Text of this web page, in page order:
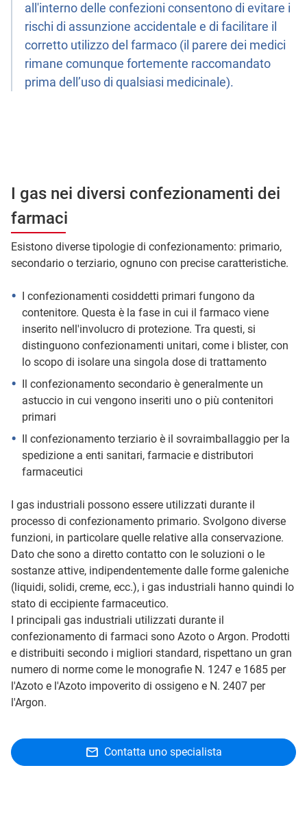
all'interno delle confezioni consentono di evitare i
rischi di assunzione accidentale e di facilitare il
corretto utilizzo del farmaco (il parere dei medici
rimane comunque fortemente raccomandato
prima dell’uso di qualsiasi medicinale).
I gas nei diversi confezionamenti dei
farmaci
Esistono diverse tipologie di confezionamento: primario,
secondario o terziario, ognuno con precise caratteristiche.
I confezionamenti cosiddetti primari fungono da
contenitore. Questa è la fase in cui il farmaco viene
inserito nell'involucro di protezione. Tra questi, si
distinguono confezionamenti unitari, come i blister, con
lo scopo di isolare una singola dose di trattamento
Il confezionamento secondario è generalmente un
astuccio in cui vengono inseriti uno o più contenitori
primari
Il confezionamento terziario è il sovraimballaggio per la
spedizione a enti sanitari, farmacie e distributori
farmaceutici
I gas industriali possono essere utilizzati durante il
processo di confezionamento primario. Svolgono diverse
funzioni, in particolare quelle relative alla conservazione.
Dato che sono a diretto contatto con le soluzioni o le
sostanze attive, indipendentemente dalle forme galeniche
(liquidi, solidi, creme, ecc.), i gas industriali hanno quindi lo
stato di eccipiente farmaceutico.
I principali gas industriali utilizzati durante il
confezionamento di farmaci sono Azoto o Argon. Prodotti
e distribuiti secondo i migliori standard, rispettano un gran
numero di norme come le monografie N. 1247 e 1685 per
l'Azoto e l'Azoto impoverito di ossigeno e N. 2407 per
l'Argon.
Contatta uno specialista